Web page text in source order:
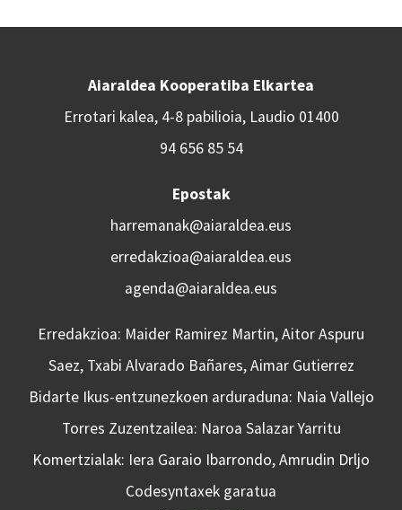
Aiaraldea Kooperatiba Elkartea
Errotari kalea, 4-8 pabilioia, Laudio 01400
94 656 85 54
Epostak
harremanak@aiaraldea.eus
erredakzioa@aiaraldea.eus
agenda@aiaraldea.eus
Erredakzioa: Maider Ramirez Martin, Aitor Aspuru
Saez, Txabi Alvarado Bañares, Aimar Gutierrez
Bidarte Ikus-entzunezkoen arduraduna: Naia Vallejo
Torres Zuzentzailea: Naroa Salazar Yarritu
Komertzialak: Iera Garaio Ibarrondo, Amrudin Drljo
Codesyntaxek garatua